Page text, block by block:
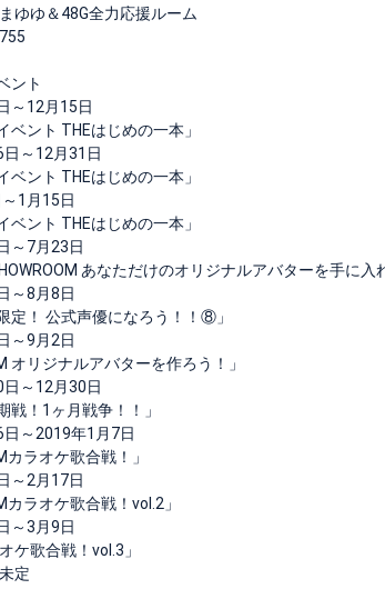
ゆゆ＆48G全力応援ルーム
ント
～12月15日
ベント THEはじめの一本」
～12月31日
ベント THEはじめの一本」
1月15日
ベント THEはじめの一本」
～7月23日
あなただけのオリジナルアバターを手に入
～8月8日
定！ 公式声優になろう！！⑧」
～9月2日
オリジナルアバターを作ろう！」
～12月30日
戦！1ヶ月戦争！！」
～2019年1月7日
カラオケ歌合戦！」
～2月17日
カラオケ歌合戦！vol.2」
～3月9日
ケ歌合戦！vol.3」
定